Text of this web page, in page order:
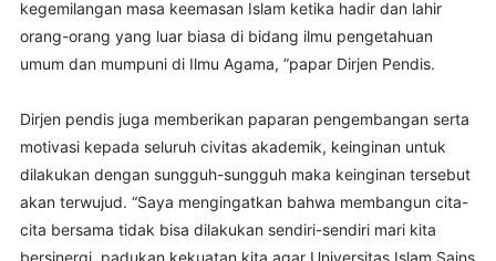
kegemilangan masa keemasan Islam ketika hadir dan lahir
orang-orang yang luar biasa di bidang ilmu pengetahuan
umum dan mumpuni di Ilmu Agama, ”papar Dirjen Pendis.
Dirjen pendis juga memberikan paparan pengembangan serta
motivasi kepada seluruh civitas akademik, keinginan untuk
dilakukan dengan sungguh-sungguh maka keinginan tersebut
akan terwujud. “Saya mengingatkan bahwa membangun cita-
cita bersama tidak bisa dilakukan sendiri-sendiri mari kita